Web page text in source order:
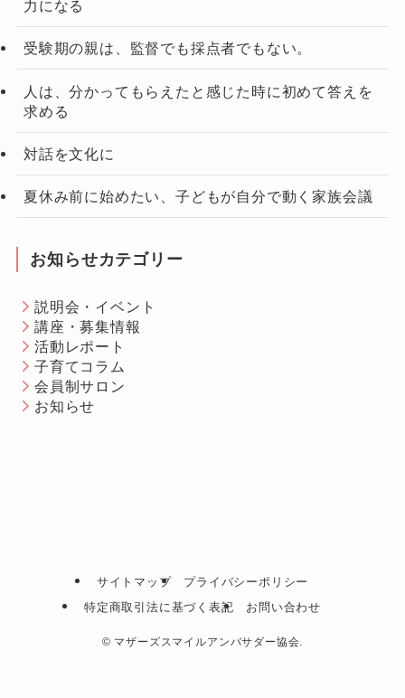
力になる
受験期の親は、監督でも採点者でもない。
人は、分かってもらえたと感じた時に初めて答えを
求める
対話を文化に
夏休み前に始めたい、子どもが自分で動く家族会議
お知らせカテゴリー
説明会・イベント
講座・募集情報
活動レポート
子育てコラム
会員制サロン
お知らせ
サイトマップ
プライバシーポリシー
特定商取引法に基づく表記
お問い合わせ
© マザーズスマイルアンバサダー協会.